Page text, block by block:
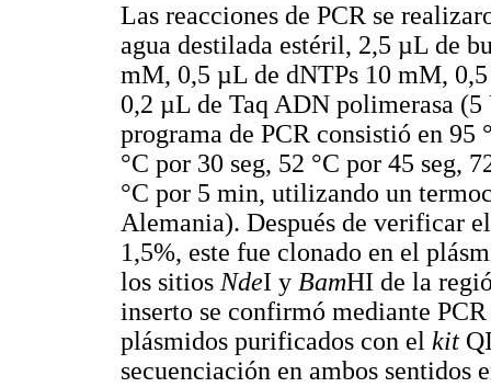
Las reacciones de PCR se
agua destilada estéril, 2,5 µL de
mM, 0,5 µL de dNTPs 10 mM,
0,2 µL de Taq ADN polimerasa
programa de PCR consistió en 95
°C por 30 seg, 52 °C por 45 seg,
°C por 5 min, utilizando un
Alemania). Después de verificar
1,5%, este fue clonado en el
los sitios NdeI y BamHI de la
inserto se confirmó mediante
plásmidos purificados con el kit
secuenciación en ambos sentidos